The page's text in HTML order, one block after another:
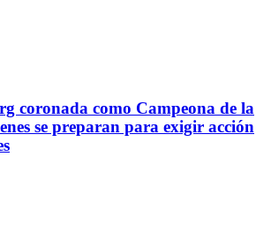
coronada como Campeona de la
se preparan para exigir acción